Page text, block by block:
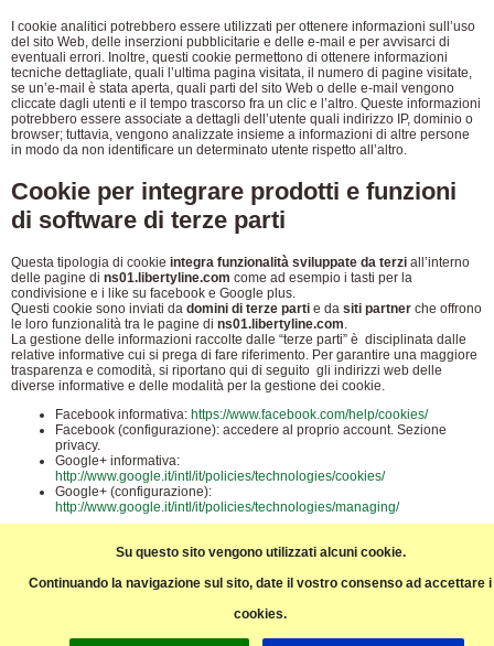
Su questo sito vengono utilizzati alcuni cookie.
Continuando la navigazione sul sito, date il vostro consenso ad accettare i
cookies.
I cookie analitici potrebbero essere utilizzati per ottenere informazioni sull’uso
del sito Web, delle inserzioni pubblicitarie e delle e-mail e per avvisarci di
eventuali errori. Inoltre, questi cookie permettono di ottenere informazioni
tecniche dettagliate, quali l’ultima pagina visitata, il numero di pagine visitate,
se un’e-mail è stata aperta, quali parti del sito Web o delle e-mail vengono
cliccate dagli utenti e il tempo trascorso fra un clic e l’altro. Queste informazioni
potrebbero essere associate a dettagli dell’utente quali indirizzo IP, dominio o
browser; tuttavia, vengono analizzate insieme a informazioni di altre persone
in modo da non identificare un determinato utente rispetto all’altro.
Cookie per integrare prodotti e funzioni
di software di terze parti
Questa tipologia di cookieintegra funzionalità sviluppate da terzi all’interno
delle pagine dins01.libertyline.com come ad esempio i tasti per la
condivisione e i like su facebook e Google plus.
Questi cookie sono inviati dadomini di terze parti e dasiti partner che offrono
le loro funzionalità tra le pagine dins01.libertyline.com.
La gestione delle informazioni raccolte dalle “terze parti” è disciplinata dalle
relative informative cui si prega di fare riferimento. Per garantire una maggiore
trasparenza e comodità, si riportano qui di seguito gli indirizzi web delle
diverse informative e delle modalità per la gestione dei cookie.
Facebook informativa: https://www.facebook.com/help/cookies/
Facebook (configurazione): accedere al proprio account. Sezione
privacy.
Google+ informativa:
http://www.google.it/intl/it/policies/technologies/cookies/
Google+ (configurazione):
http://www.google.it/intl/it/policies/technologies/managing/
configurazione del browser in uso, di seguito le istruzioni per i browser più
https://support.mozilla.org/it/kb/Gestione%20dei%20cookie
manage-cookies-in-internet-explorer-9